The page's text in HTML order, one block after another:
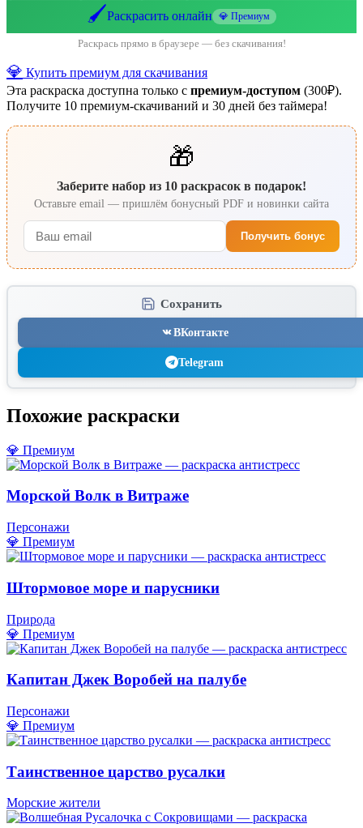
🖌️Раскрасить онлайн 💎 Премиум
Раскрась прямо в браузере — без скачивания!
💎 Купить премиум для скачивания
Эта раскраска доступна только с премиум-доступом (300₽).
Получите 10 премиум-скачиваний и 30 дней без таймера!
🎁
Заберите набор из 10 раскрасок в подарок!
Оставьте email — пришлём бонусный PDF и новинки сайта
Получить бонус
Сохранить
ВКонтакте
Telegram
Похожие раскраски
💎 Премиум
Морской Волк в Витраже
Персонажи
💎 Премиум
Штормовое море и парусники
Природа
💎 Премиум
Капитан Джек Воробей на палубе
Персонажи
💎 Премиум
Таинственное царство русалки
Морские жители